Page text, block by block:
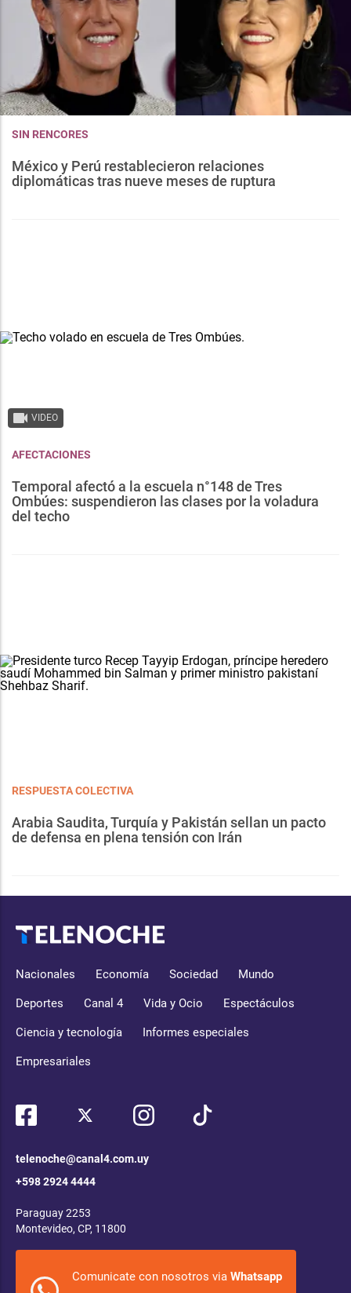
SIN RENCORES
México y Perú restablecieron relaciones
diplomáticas tras nueve meses de ruptura
VIDEO
AFECTACIONES
Temporal afectó a la escuela n°148 de Tres
Ombúes: suspendieron las clases por la voladura
del techo
RESPUESTA COLECTIVA
Arabia Saudita, Turquía y Pakistán sellan un pacto
de defensa en plena tensión con Irán
Nacionales Economía Sociedad Mundo
Deportes Canal 4 Vida y Ocio Espectáculos
Ciencia y tecnología Informes especiales
Empresariales
telenoche@canal4.com.uy
+598 2924 4444
Paraguay 2253
Montevideo, CP, 11800
Comunicate con nosotros via Whatsapp